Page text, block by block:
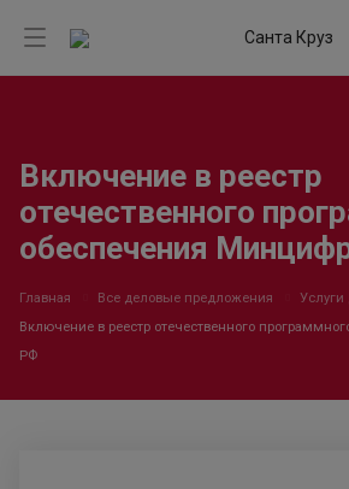
Санта Круз
Включение в реестр
отечественного
обеспечения
Главная Все деловые предложения
Услуги
Включение в реестр отечественного
РФ